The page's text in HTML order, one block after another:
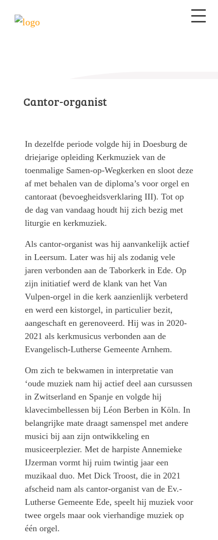
Cantor-organist
In dezelfde periode volgde hij in Doesburg de
driejarige opleiding Kerkmuziek van de
toenmalige Samen-op-Wegkerken en sloot deze
af met behalen van de diploma’s voor orgel en
cantoraat (bevoegheidsverklaring III). Tot op
de dag van vandaag houdt hij zich bezig met
liturgie en kerkmuziek.
Als cantor-organist was hij aanvankelijk actief
in Leersum. Later was hij als zodanig vele
jaren verbonden aan de Taborkerk in Ede. Op
zijn initiatief werd de klank van het Van
Vulpen-orgel in die kerk aanzienlijk verbeterd
en werd een kistorgel, in particulier bezit,
aangeschaft en gerenoveerd. Hij was in 2020-
2021 als kerkmusicus verbonden aan de
Evangelisch-Lutherse Gemeente Arnhem.
Om zich te bekwamen in interpretatie van
‘oude muziek nam hij actief deel aan cursussen
in Zwitserland en Spanje en volgde hij
klavecimbellessen bij Léon Berben in Köln. In
belangrijke mate draagt samenspel met andere
musici bij aan zijn ontwikkeling en
musiceerplezier. Met de harpiste Annemieke
IJzerman vormt hij ruim twintig jaar een
muzikaal duo. Met Dick Troost, die in 2021
afscheid nam als cantor-organist van de Ev.-
Lutherse Gemeente Ede, speelt hij muziek voor
twee orgels maar ook vierhandige muziek op
één orgel.